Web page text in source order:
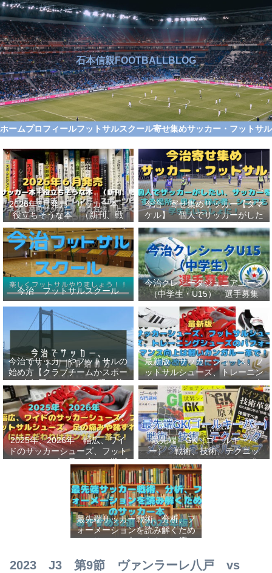
石本信親FOOTBALLBLOG
ホームプロフィールフットサルスクール寄せ集めサッカー・フット
2026年6月発売 サッカー本＋
役立ちそうな本 （新刊、戦
術、自伝、指導法、トレンド、
スポーツビジネス、高校サッカ
ー）勝つ方法、上手くなる方法
を見つけよう！
今治 寄せ集めサッカー【タマ
ケル】 個人でサッカーがした
い、サッカーをする場所、男
女、初心者、シニアも学生もい
っしょに！【タマケル】
今治 フットサルスクール
今治クレシータジュニアユース
（中学生・U15） 選手募集
今治でサッカーやフットサルの
始め方【クラブチームかスポー
ツ少年団かスクールを選ぶ基
準】小学生、幼児（年長・年
中）、サッカー
最新版 サッカーシューズ、フ
ットサルシューズ、トレーニン
グシューズのパフォーマンス向
上は軽いカンガルー革で！痛み
改善、足にフィット！
2025年、2026年 幅広、ワイ
ドのサッカーシューズ、フット
サルシューズ、足の痛みや靴ず
れにはこだわりはカンガルー革
で！
最先端 GK（ゴールキーパ
ー） 戦術、技術、テクニッ
ク、メンタルをレベルアップし
世界基準へ 練習メニューなど
選手、指導者おすすめ本 11
選
最先端サッカー戦術、分析、フ
ォーメーションを読み解くため
のサッカー本おすすめ32選
2023 J3 第9節 ヴァンラーレ八戸 vs